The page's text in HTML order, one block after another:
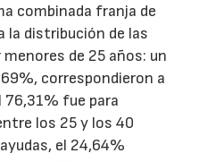
combinada franja de
la distribución de las
de 25 años: un
correspondieron a
fue para
los 25 y los 40
el 24,64%